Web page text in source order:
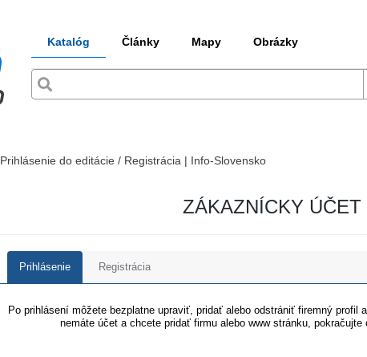
Katalóg Články Mapy Obrázky
Prihlásenie do editácie / Registrácia | Info-Slovensko
ZÁKAZNÍCKY ÚČET
Prihlásenie Registrácia
Po prihlásení môžete bezplatne upraviť, pridať alebo odstrániť firemný profil
nemáte účet a chcete pridať firmu alebo www stránku, pokračujte